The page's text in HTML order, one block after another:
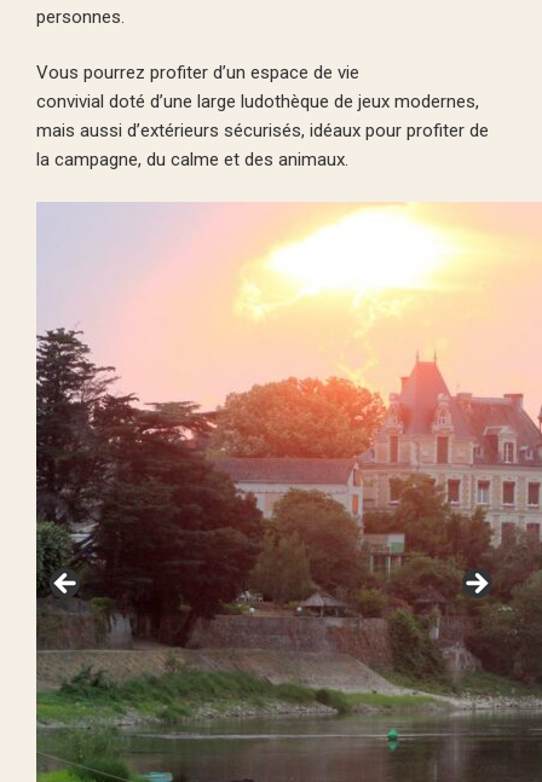
personnes.
Vous pourrez profiter d’un espace de vie
convivial doté d’une large ludothèque de jeux modernes,
mais aussi d’extérieurs sécurisés, idéaux pour profiter de
la campagne, du calme et des animaux.